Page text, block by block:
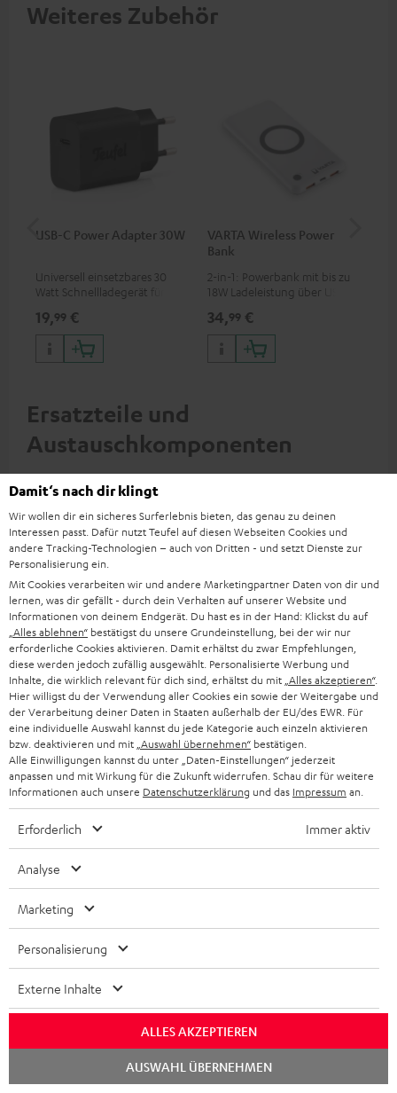
Weiteres Zubehör
USB-C Power Adapter 30W
Universell einsetzbares 30
Watt Schnellladegerät für
Apple iPhones, Android
Smartphones, Tablets und
Geräte mit USB-C-Anschluss
19,99 €
VARTA Wireless Power
Bank
2-in-1: Powerbank mit bis zu
18W Ladeleistung über USB
bis zu 10W Ladestrom
34,99 €
Ersatzteile und
Austauschkomponenten
AIRY TWS PRO Ohrhörer
einzeln rechts
AIRY TWS PRO Ersatz-
und/oder Austausch-
Ohrhörer (einzeln rechts)
69,99€
AIRY TWS PRO Ohrhörer
einzeln links
AIRY TWS PRO Ersatz-
und/oder Austausch-
Ohrhörer (einzeln links)
69,99€
Lieferumfang
AIRY TWS PRO
1 × AIRY TWS PRO Ohrhörer einzeln rechts – Night Black
1 × AIRY TWS PRO Ohrhörer einzeln links – Night Black
1 × AIRY TWS PRO Ladecase – Night Black
1 × AIRY TWS PRO Ear-Tips (XS, S, M, L, XL) – Night Black
Damit‘s nach dir klingt
Wir wollen dir ein sicheres Surferlebnis bieten, das genau zu deinen
Interessen passt. Dafür nutzt Teufel auf diesen Webseiten Cookies und
andere Tracking-Technologien – auch von Dritten - und setzt Dienste zur
Personalisierung ein.
Mit Cookies verarbeiten wir und andere Marketingpartner Daten von dir und
lernen, was dir gefällt - durch dein Verhalten auf unserer Website und
Informationen von deinem Endgerät. Du hast es in der Hand: Klickst du auf
„Alles ablehnen“ bestätigst du unsere Grundeinstellung, bei der wir nur
erforderliche Cookies aktivieren. Damit erhältst du zwar Empfehlungen,
diese werden jedoch zufällig ausgewählt. Personalisierte Werbung und
Inhalte, die wirklich relevant für dich sind, erhältst du mit „Alles akzeptieren“.
Hier willigst du der Verwendung aller Cookies ein sowie der Weitergabe und
der Verarbeitung deiner Daten in Staaten außerhalb der EU/des EWR. Für
eine individuelle Auswahl kannst du jede Kategorie auch einzeln aktivieren
bzw. deaktivieren und mit „Auswahl übernehmen“ bestätigen.
Alle Einwilligungen kannst du unter „Daten-Einstellungen“ jederzeit
anpassen und mit Wirkung für die Zukunft widerrufen. Schau dir für weitere
Informationen auch unsere Datenschutzerklärung und das Impressum an.
Erforderlich Immer aktiv
Analyse
Marketing
Personalisierung
Externe Inhalte
ALLES AKZEPTIEREN
AUSWAHL ÜBERNEHMEN